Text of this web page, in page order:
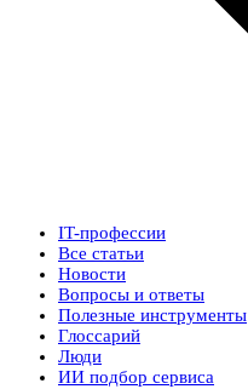
IT-профессии
Все статьи
Новости
Вопросы и ответы
Полезные инструменты
Глоссарий
Люди
ИИ подбор сервиса